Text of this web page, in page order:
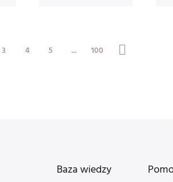
3 4 5 ... 100
Baza wiedzy